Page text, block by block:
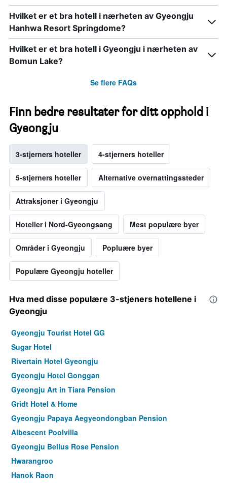
Hvilket er et bra hotell i nærheten av Gyeongju
Hanhwa Resort Springdome?
Hvilket er et bra hotell i Gyeongju i nærheten av
Bomun Lake?
Se flere FAQs
Finn bedre resultater for ditt opphold i
Gyeongju
3-stjerners hoteller 4-stjerners hoteller
5-stjerners hoteller Alternative overnattingssteder
Attraksjoner i Gyeongju
Hoteller i Nord-Gyeongsang Mest populære byer
Områder i Gyeongju Popluære byer
Populære Gyeongju hoteller
Hva med disse populære 3-stjeners hotellene i
Gyeongju
Gyeongju Tourist Hotel GG
Sugar Hotel
Rivertain Hotel Gyeongju
Gyeongju Hotel Gonggan
Gyeongju Art in Tiara Pension
Gridt Hotel & Home
Gyeongju Papaya Aegyeondongban Pension
Albescent Poolvilla
Gyeongju Bellus Rose Pension
Hwarangroo
Hanok Raon